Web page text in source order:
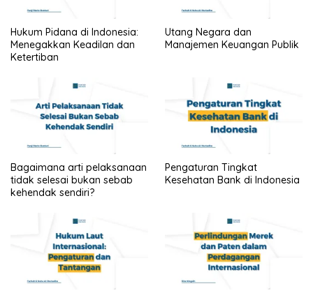
Hukum Pidana di Indonesia:
Menegakkan Keadilan dan
Ketertiban
Utang Negara dan
Manajemen Keuangan Publik
Bagaimana arti pelaksanaan
tidak selesai bukan sebab
kehendak sendiri?
Pengaturan Tingkat
Kesehatan Bank di Indonesia